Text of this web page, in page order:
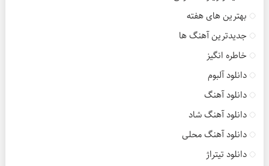
بهترین های هفته
جدیدترین آهنگ ها
خاطره انگیز
دانلود آلبوم
دانلود آهنگ
دانلود آهنگ شاد
دانلود آهنگ محلی
دانلود تیتراژ